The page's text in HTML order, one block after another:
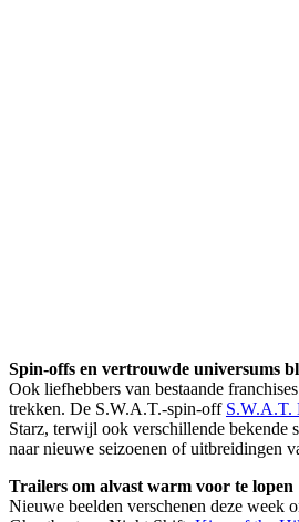
Spin-offs en vertrouwde universums
Ook liefhebbers van bestaande
trekken. De S.W.A.T.-spin-off S.W.A.T.
Starz, terwijl ook verschillende bekende
naar nieuwe seizoenen of uitbreidingen
Trailers om alvast warm voor te lopen
Nieuwe beelden verschenen deze week